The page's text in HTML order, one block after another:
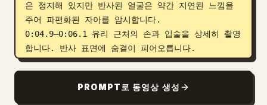
은 정지해 있지만 반사된 얼굴은 약간 지연된 느낌을
주어 파편화된 자아를 암시합니다.
0:04.9–0:06.1 유리 근처의 손과 입술을 상세히 촬영
합니다. 반사 표면에 숨결이 피어오릅니다.
0:06.1–0:07.3 더 넓은 추상적 스튜디오 뷰입니다.
니다. 천천히 돌리 백(dolly-back)합니다.
PROMPT로 동영상 생성